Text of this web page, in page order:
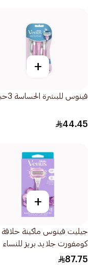
+
فينوس للبشرة الحساسة 3حبات
44.45
+
جيليت فينوس ماكينة حلاقة
كومفورت جلايد بريز للنساء
1قطعة
87.75